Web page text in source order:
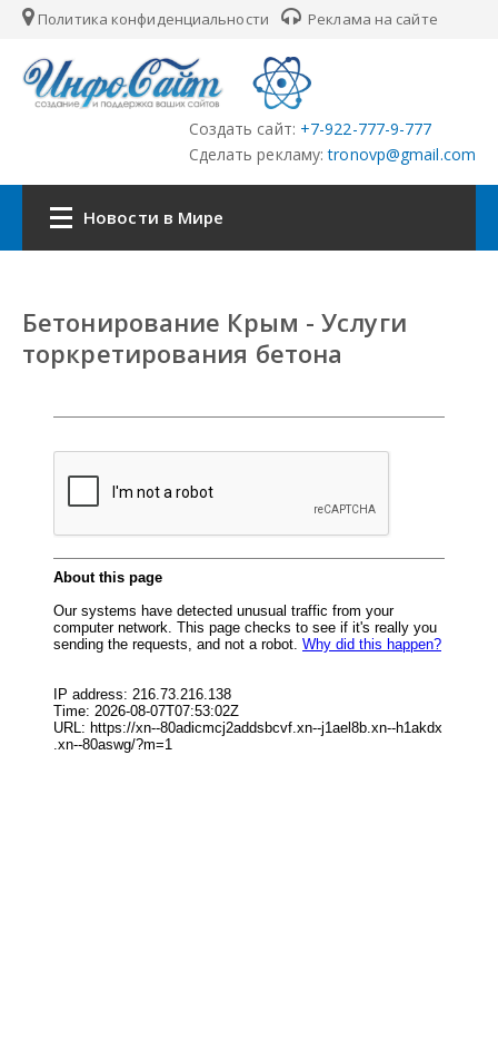
Политика конфиденциальности Реклама на сайте
Создать сайт: +7-922-777-9-777
Сделать рекламу: tronovp@gmail.com
Новости в Мире
СФО
ДФО
ЮФО
Бетонирование Крым - Услуги
торкретирования бетона